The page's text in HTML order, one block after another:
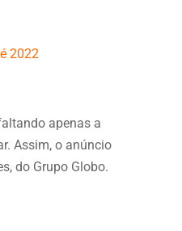
2022
apenas a
Assim, o anúncio
do Grupo Globo.